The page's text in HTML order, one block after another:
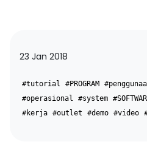
23 Jan 2018
#tutorial #PROGRAM
#operasional
#system
#kerja #outlet #demo #video